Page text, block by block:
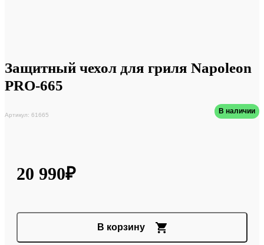
Защитный чехол для гриля Napoleon
PRO-665
Артикул: 61665 В наличии
20 990₽
В корзину